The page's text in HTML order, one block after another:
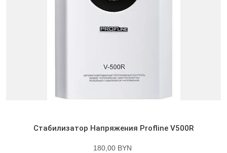
Стабилизатор Напряжения Profline V500R
180,00 BYN